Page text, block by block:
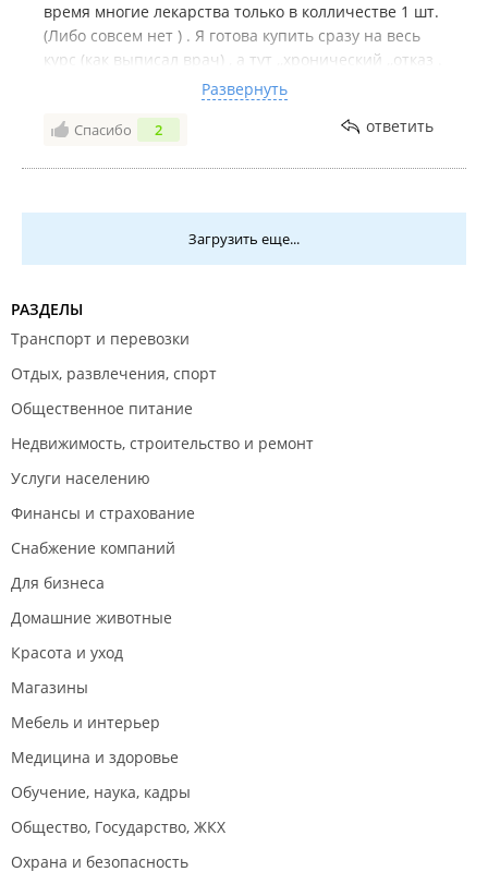
время многие лекарства только в колличестве 1 шт.
(Либо совсем нет ) . Я готова купить сразу на весь
курс (как выписал врач) , а тут ,,хронический ,,отказ .
Отпало желание сюда идти. Рядом есть др.
известная аптека с полным ассортиментом , куда
даже наша бабушка стала ходить. А недавнее
товаров КНР .Нет витрин ,где раньше можно было
Девчата фармацевты - молодцы , стараются как и
раньше - все расскажут ,подскажут , предложат , к
ним вопросов нет. А администрацию просим
обратить внимание на наши замечания .
Развернуть
Спасибо 2 ответить
Загрузить еще...
РАЗДЕЛЫ
Транспорт и перевозки
Отдых, развлечения, спорт
Общественное питание
Недвижимость, строительство и ремонт
Услуги населению
Финансы и страхование
Снабжение компаний
Для бизнеса
Домашние животные
Красота и уход
Магазины
Мебель и интерьер
Медицина и здоровье
Обучение, наука, кадры
Общество, Государство, ЖКХ
Охрана и безопасность